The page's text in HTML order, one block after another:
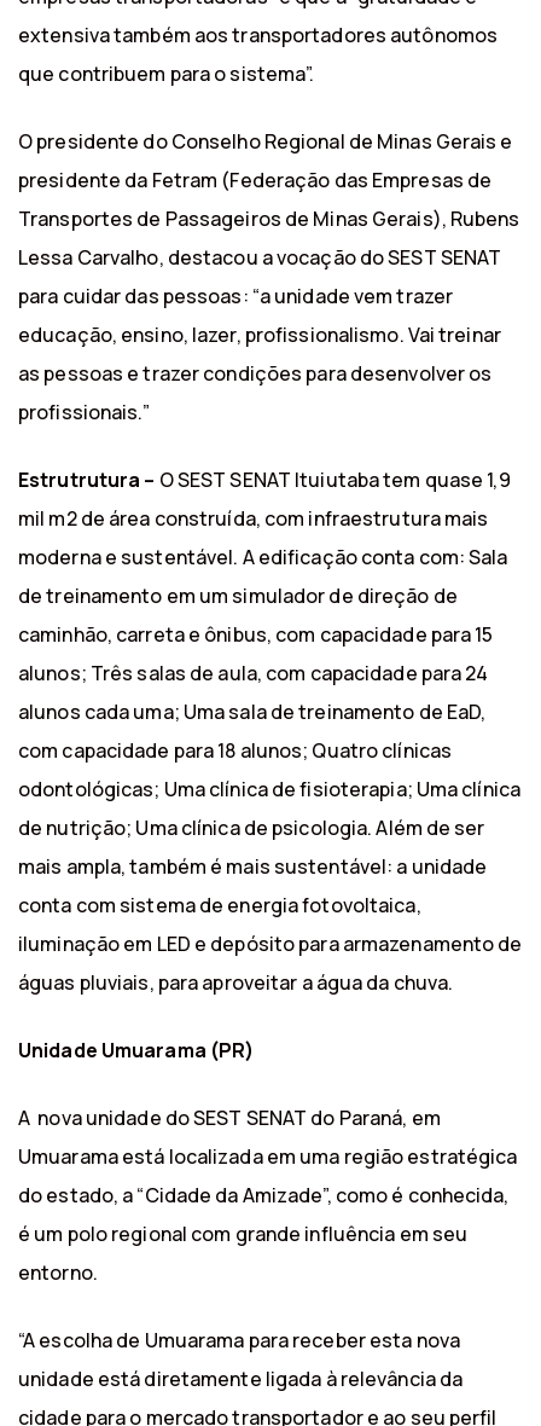
extensiva também aos transportadores autônomos
que contribuem para o sistema”.
O presidente do Conselho Regional de Minas Gerais e
presidente da Fetram (Federação das Empresas de
Transportes de Passageiros de Minas Gerais), Rubens
Lessa Carvalho, destacou a vocação do SEST SENAT
para cuidar das pessoas: “a unidade vem trazer
educação, ensino, lazer, profissionalismo. Vai treinar
as pessoas e trazer condições para desenvolver os
profissionais.”
Estrutrutura – O SEST SENAT Ituiutaba tem quase 1,9
mil m2 de área construída, com infraestrutura mais
moderna e sustentável. A edificação conta com: Sala
de treinamento em um simulador de direção de
caminhão, carreta e ônibus, com capacidade para 15
alunos; Três salas de aula, com capacidade para 24
alunos cada uma; Uma sala de treinamento de EaD,
com capacidade para 18 alunos; Quatro clínicas
odontológicas; Uma clínica de fisioterapia; Uma clínica
de nutrição; Uma clínica de psicologia. Além de ser
mais ampla, também é mais sustentável: a unidade
conta com sistema de energia fotovoltaica,
iluminação em LED e depósito para armazenamento de
águas pluviais, para aproveitar a água da chuva.
Unidade Umuarama (PR)
A nova unidade do SEST SENAT do Paraná, em
Umuarama está localizada em uma região estratégica
do estado, a “Cidade da Amizade”, como é conhecida,
é um polo regional com grande influência em seu
entorno.
“A escolha de Umuarama para receber esta nova
unidade está diretamente ligada à relevância da
cidade para o mercado transportador e ao seu perfil